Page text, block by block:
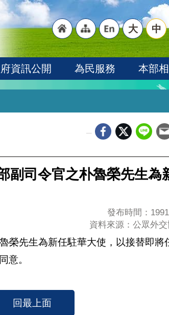
首頁
[連
"網
站導
覽
"英
文語
系"
大 中
資訊公開 為民服務 本部
副司令官之朴魯榮先生為
發布時間：
資料來源：公眾外
榮先生為新任駐華大使，以接替即將
意。
回最上面